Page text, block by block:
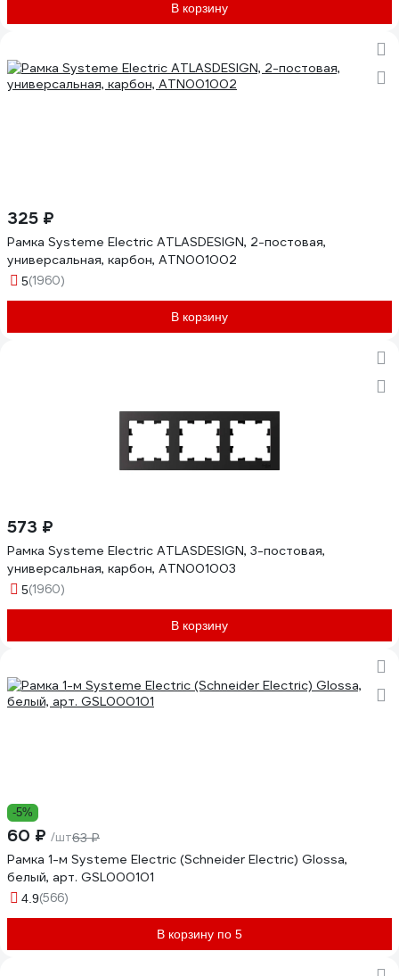
В корзину
325 ₽
Рамка Systeme Electric ATLASDESIGN, 2-постовая,
универсальная, карбон, ATN001002
5(1960)
В корзину
573 ₽
Рамка Systeme Electric ATLASDESIGN, 3-постовая,
универсальная, карбон, ATN001003
5(1960)
В корзину
-5%
60 ₽ /шт63 ₽
Рамка 1-м Systeme Electric (Schneider Electric) Glossa,
белый, арт. GSL000101
4.9(566)
В корзину по 5